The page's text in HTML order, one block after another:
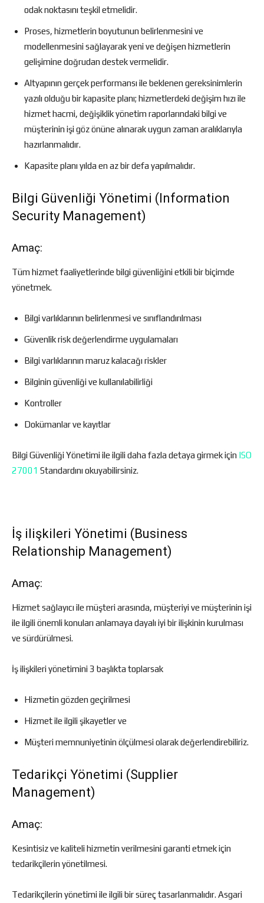
odak noktasını teşkil etmelidir.
Proses, hizmetlerin boyutunun belirlenmesini ve
modellenmesini sağlayarak yeni ve değişen hizmetlerin
gelişimine doğrudan destek vermelidir.
Altyapının gerçek performansı ile beklenen gereksinimlerin
yazılı olduğu bir kapasite planı; hizmetlerdeki değişim hızı ile
hizmet hacmi, değişiklik yönetim raporlarındaki bilgi ve
müşterinin işi göz önüne alınarak uygun zaman aralıklarıyla
hazırlanmalıdır.
Kapasite planı yılda en az bir defa yapılmalıdır.
Bilgi Güvenliği Yönetimi (Information
Security Management)
Amaç:
Tüm hizmet faaliyetlerinde bilgi güvenliğini etkili bir biçimde
yönetmek.
Bilgi varlıklarının belirlenmesi ve sınıflandırılması
Güvenlik risk değerlendirme uygulamaları
Bilgi varlıklarının maruz kalacağı riskler
Bilginin güvenliği ve kullanılabilirliği
Kontroller
Dokümanlar ve kayıtlar
Bilgi Güvenliği Yönetimi ile ilgili daha fazla detaya girmek için ISO
27001 Standardını okuyabilirsiniz.
İş ilişkileri Yönetimi (Business
Relationship Management)
Amaç:
Hizmet sağlayıcı ile müşteri arasında, müşteriyi ve müşterinin işi
ile ilgili önemli konuları anlamaya dayalı iyi bir ilişkinin kurulması
ve sürdürülmesi.
İş ilişkileri yönetimini 3 başlıkta toplarsak
Hizmetin gözden geçirilmesi
Hizmet ile ilgili şikayetler ve
Müşteri memnuniyetinin ölçülmesi olarak değerlendirebiliriz.
Tedarikçi Yönetimi (Supplier
Management)
Amaç:
Kesintisiz ve kaliteli hizmetin verilmesini garanti etmek için
tedarikçilerin yönetilmesi.
Tedarikçilerin yönetimi ile ilgili bir süreç tasarlanmalıdır. Asgari